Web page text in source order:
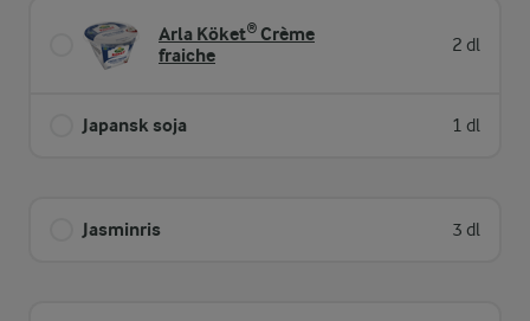
Arla Köket® Crème
fraiche
2 dl
Japansk soja 1 dl
Jasminris 3 dl